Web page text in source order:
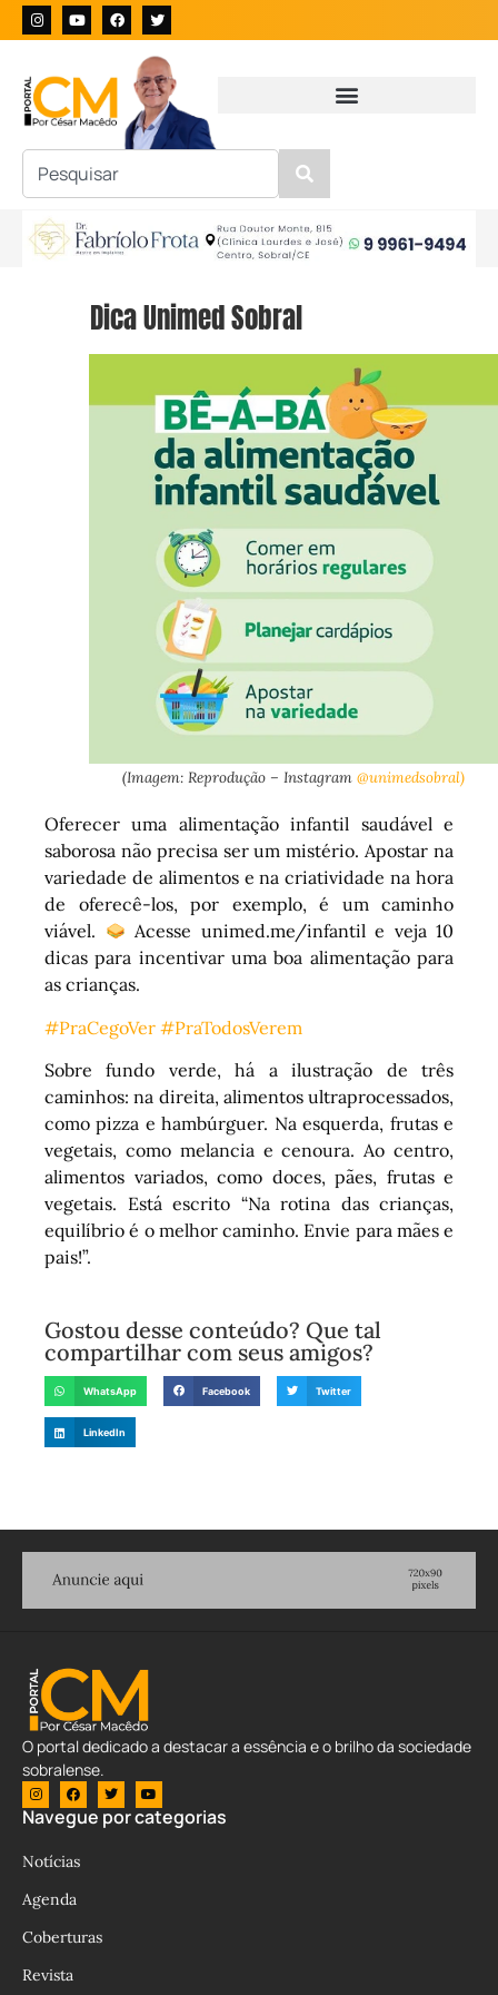
Dica Unimed Sobral
(Imagem: Reprodução – Instagram @unimedsobral)
Oferecer uma alimentação infantil saudável e
saborosa não precisa ser um mistério. Apostar na
variedade de alimentos e na criatividade na hora
de oferecê-los, por exemplo, é um caminho
viável.
Acesse unimed.me/infantil e veja 10
dicas para incentivar uma boa alimentação para
as crianças.
#PraCegoVer #PraTodosVerem
Sobre fundo verde, há a ilustração de três
caminhos: na direita, alimentos ultraprocessados,
como pizza e hambúrguer. Na esquerda, frutas e
vegetais, como melancia e cenoura. Ao centro,
alimentos variados, como doces, pães, frutas e
vegetais. Está escrito “Na rotina das crianças,
equilíbrio é o melhor caminho. Envie para mães e
pais!”.
Gostou desse conteúdo? Que tal
compartilhar com seus amigos?
WhatsApp Facebook Twitter
LinkedIn
O portal dedicado a destacar a essência e o brilho da sociedade
sobralense.
Navegue por categorias
Notícias
Agenda
Coberturas
Revista